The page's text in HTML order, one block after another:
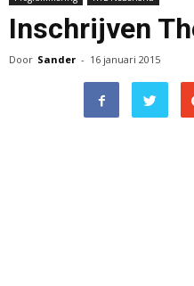
Inschrijven
Door Sander - 16 januari 2015